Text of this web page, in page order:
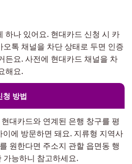
하나 있어요. 현대카드 신청 시 카
톡 채널을 차단 상태로 두면 인증
든요. 사전에 현대카드 채널을 차
해요.
청 방법
대카드와 연계된 은행 창구를 평
에 방문하면 돼요. 지류형 지역사
원한다면 주소지 관할 읍면동 행
가능하니 참고하세요.